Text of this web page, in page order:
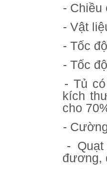
- Chiều
- Vật
- Tốc
- Tốc
- Tủ
kích
cho
-
-
đương,